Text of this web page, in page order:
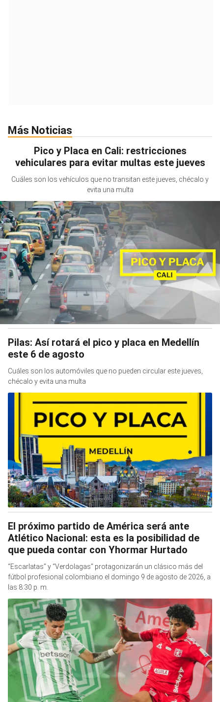
Más Noticias
Pico y Placa en Cali: restricciones
vehiculares para evitar multas este jueves
Cuáles son los vehículos que no transitan este jueves, chécalo y
evita una multa
Pilas: Así rotará el pico y placa en Medellín
este 6 de agosto
Cuáles son los automóviles que no pueden circular este jueves,
chécalo y evita una multa
El próximo partido de América será ante
Atlético Nacional: esta es la posibilidad de
que pueda contar con Yhormar Hurtado
“Escarlatas” y “Verdolagas” protagonizarán un clásico más del
fútbol profesional colombiano el domingo 9 de agosto de 2026, a
las 8:30 p. m.